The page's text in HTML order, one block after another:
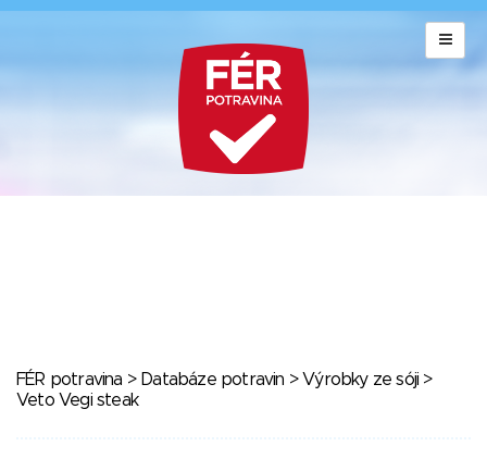
FÉR potravina > Databáze potravin > Výrobky ze sóji >
Veto Vegi steak